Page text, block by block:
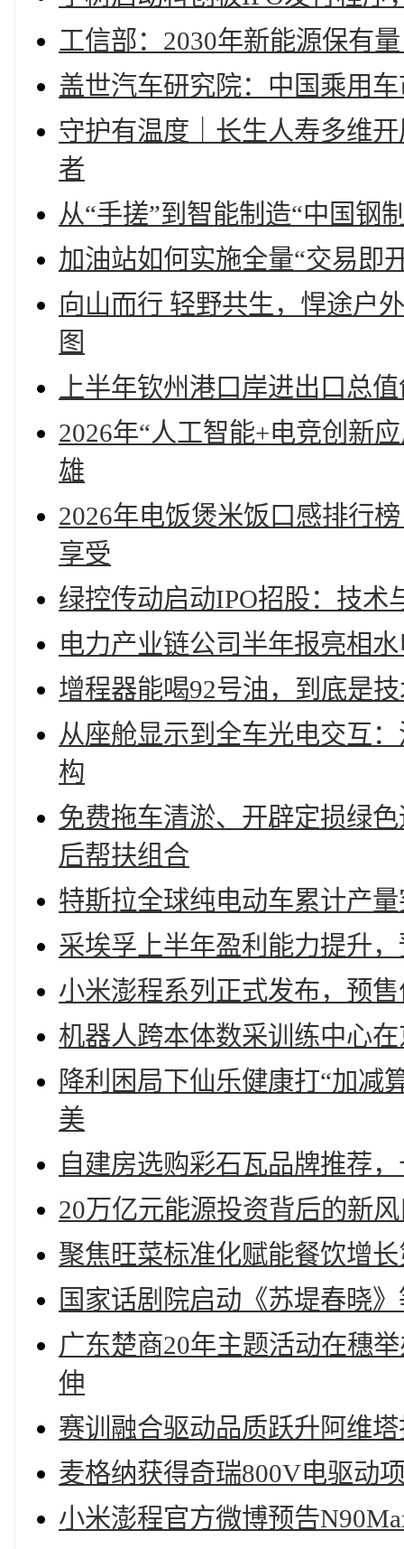
工信部：2030年新能源保有
盖世汽车研究院：中国乘用
守护有温度｜长生人寿多维
者
从“手搓”到智能制造“中国钢
加油站如何实施全量“交易即
向山而行 轻野共生，悍途户
图
上半年钦州港口岸进出口总
2026年“人工智能+电竞创新
雄
2026年电饭煲米饭口感排行
享受
绿控传动启动IPO招股：技术
电力产业链公司半年报亮相
增程器能喝92号油，到底是
从座舱显示到全车光电交互
构
免费拖车清淤、开辟定损绿
后帮扶组合
特斯拉全球纯电动车累计产
采埃孚上半年盈利能力提升
小米澎程系列正式发布，预
机器人跨本体数采训练中心
降利困局下仙乐健康打“加减
美
自建房选购彩石瓦品牌推荐
20万亿元能源投资背后的新
聚焦旺菜标准化赋能餐饮增
国家话剧院启动《苏堤春晓
广东楚商20年主题活动在穗
伸
赛训融合驱动品质跃升阿维
麦格纳获得奇瑞800V电驱动
小米澎程官方微博预告